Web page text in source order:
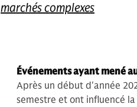
marchés complexes
Événements ayant mené
Après un début d'année
semestre et ont influencé